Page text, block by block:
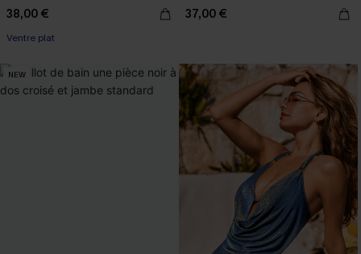
38,00 €
Ventre plat
37,00 €
NEW